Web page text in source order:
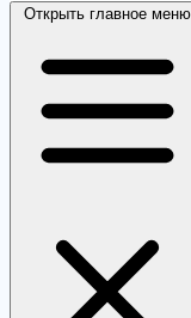
Открыть главное меню